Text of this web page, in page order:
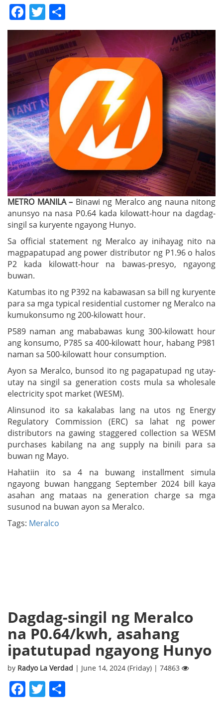
Facebook
Twitter
METRO MANILA – Binawi ng Meralco ang nauna nitong
anunsyo na nasa P0.64 kada kilowatt-hour na dagdag-
singil sa kuryente ngayong Hunyo.
Sa official statement ng Meralco ay inihayag nito na
magpapatupad ang power distributor ng P1.96 o halos
P2 kada kilowatt-hour na bawas-presyo, ngayong
buwan.
Katumbas ito ng P392 na kabawasan sa bill ng kuryente
para sa mga typical residential customer ng Meralco na
kumukonsumo ng 200-kilowatt hour.
P589 naman ang mababawas kung 300-kilowatt hour
ang konsumo, P785 sa 400-kilowatt hour, habang P981
naman sa 500-kilowatt hour consumption.
Ayon sa Meralco, bunsod ito ng pagapatupad ng utay-
utay na singil sa generation costs mula sa wholesale
electricity spot market (WESM).
Alinsunod ito sa kakalabas lang na utos ng Energy
Regulatory Commission (ERC) sa lahat ng power
distributors na gawing staggered collection sa WESM
purchases kabilang na ang supply na binili para sa
buwan ng Mayo.
Hahatiin ito sa 4 na buwang installment simula
ngayong buwan hanggang September 2024 bill kaya
asahan ang mataas na generation charge sa mga
susunod na buwan ayon sa Meralco.
Tags: Meralco
Dagdag-singil ng Meralco
na P0.64/kwh, asahang
ipatutupad ngayong Hunyo
by Radyo La Verdad | June 14, 2024 (Friday) | 74863
Facebook
Twitter